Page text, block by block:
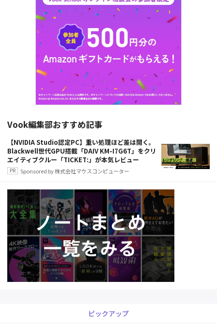
Vook編集部おすすめ記事
【NVIDIA Studio認定PC】重い処理ほど差は開く。
Blackwell世代GPU搭載「DAIV KM-I7G6T」をクリ
エイティブクルー「TICKET:」が本気レビュー
Sponsored by 株式会社マウスコンピューター
ピックアップ